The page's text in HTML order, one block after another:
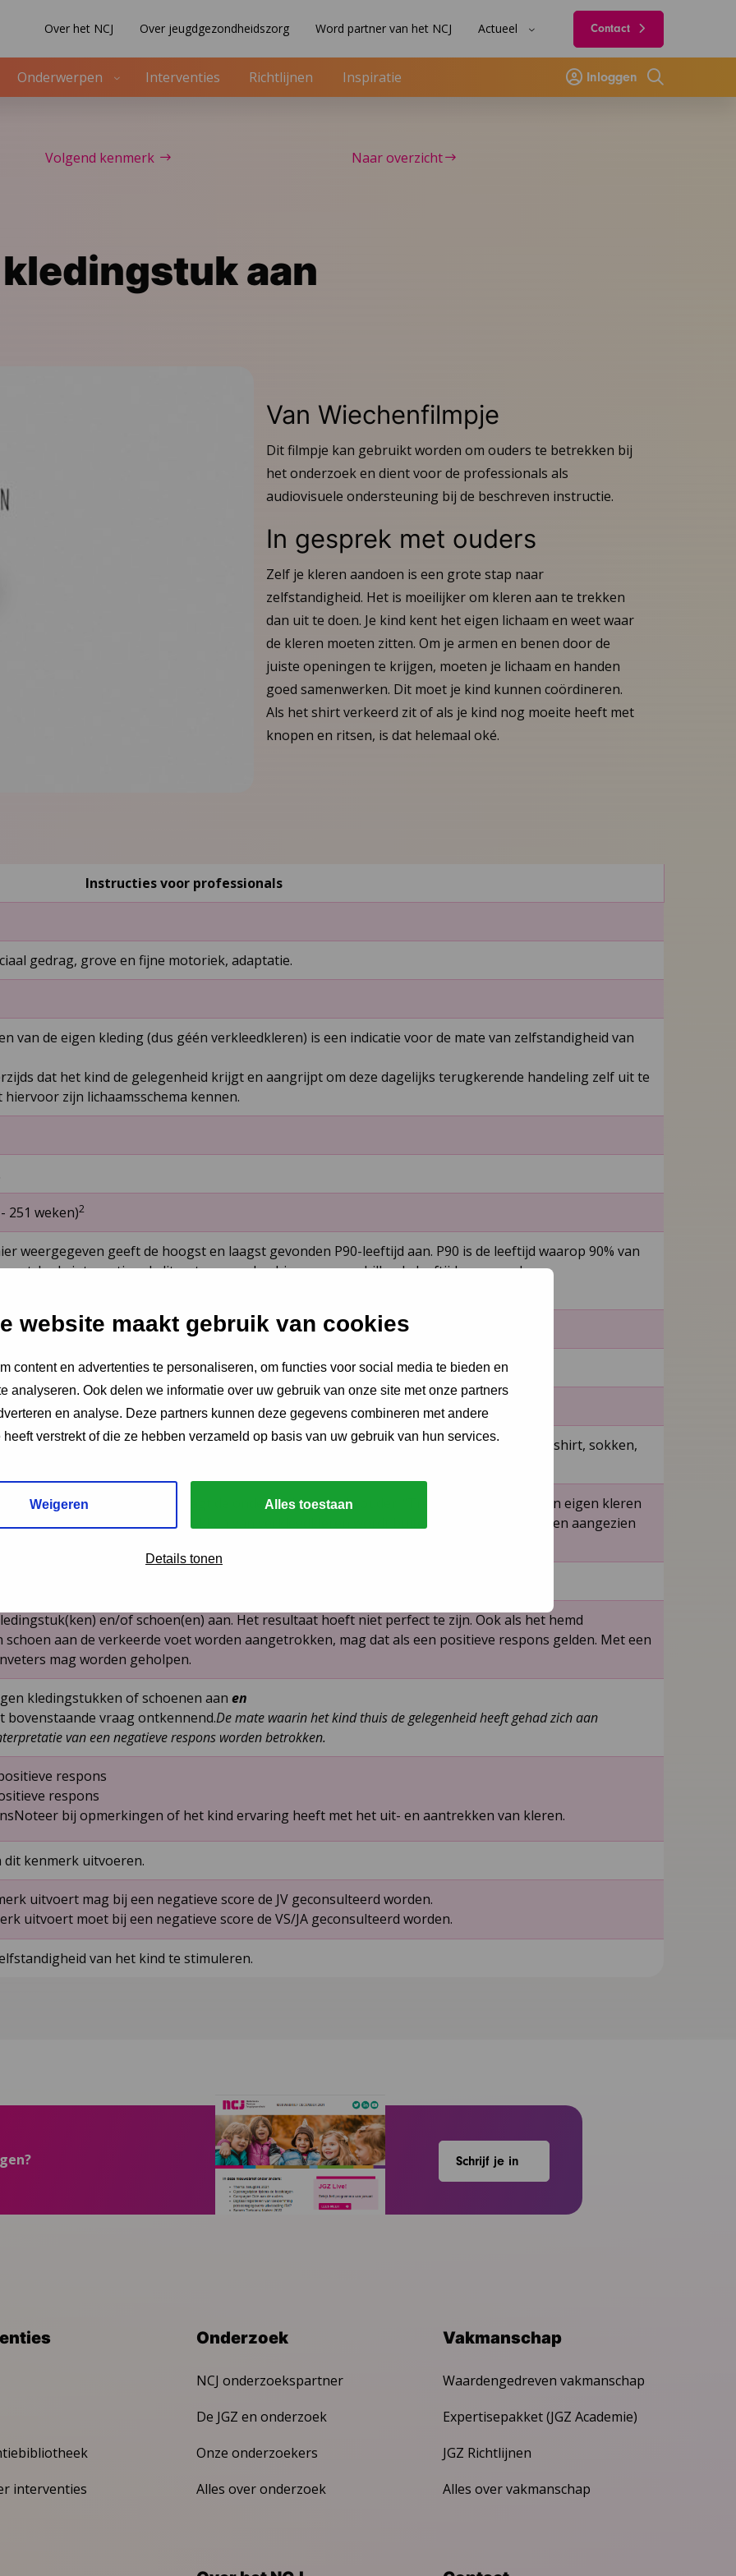
website maakt gebruik van cookies
content en advertenties te personaliseren, om functies voor social media te bieden en
analyseren. Ook delen we informatie over uw gebruik van onze site met onze partners
en analyse. Deze partners kunnen deze gegevens combineren met andere
verstrekt of die ze hebben verzameld op basis van uw gebruik van hun services.
Weigeren Alles toestaan
Details tonen
Over het NCJ Over jeugdgezondheidszorg Word partner van het NCJ Actueel Contact
Onderwerpen Interventies Richtlijnen Inspiratie Inloggen
Zoeken
Volgend kenmerk Naar overzicht
aan
Van Wiechenfilmpje
Dit filmpje kan gebruikt worden om ouders te betrekken bij
het onderzoek en dient voor de professionals als
audiovisuele ondersteuning bij de beschreven instructie.
In gesprek met ouders
Zelf je kleren aandoen is een grote stap naar
zelfstandigheid. Het is moeilijker om kleren aan te trekken
dan uit te doen. Je kind kent het eigen lichaam en weet waar
de kleren moeten zitten. Om je armen en benen door de
juiste openingen te krijgen, moeten je lichaam en handen
goed samenwerken. Dit moet je kind kunnen coördineren.
Als het shirt verkeerd zit of als je kind nog moeite heeft met
knopen en ritsen, is dat helemaal oké.
Instructies voor professionals
gedrag, grove en fijne motoriek, adaptatie.
van de eigen kleding (dus géén verkleedkleren) is een indicatie voor de mate van zelfstandigheid van
dat het kind de gelegenheid krijgt en aangrijpt om deze dagelijks terugkerende handeling zelf uit te
zijn lichaamsschema kennen.
251 weken)2
weergegeven geeft de hoogst en laagst gevonden P90-leeftijd aan. P90 is de leeftijd waarop 90% van
In de internationale literatuur worden hiervoor verschillende leeftijden gevonden.
tijdens het consult of het kind een kledingstuk zelf aantrekt (bijvoorbeeld broek, T­-shirt, sokken,
kan worden geobserveerd, vraagt de onderzoeker aan de ouder: “Trekt … zelf wel eens zijn eigen kleren
voorbeeld geven?” Het aantrekken van verkleedkleren wordt buiten beschouwing gelaten aangezien
en/of schoen(en) aan. Het resultaat hoeft niet perfect te zijn. Ook als het hemd
aan de verkeerde voet worden aangetrokken, mag dat als een positieve respons gelden. Met een
mag worden geholpen.
kledingstukken of schoenen aanen
bovenstaande vraag ontkennend.De mate waarin het kind thuis de gelegenheid heeft gehad zich aan
van een negatieve respons worden betrokken.
respons
respons
bij opmerkingen of het kind ervaring heeft met het uit- en aantrekken van kleren.
dit kenmerk uitvoeren.
uitvoert mag bij een negatieve score de JV geconsulteerd worden.
uitvoert moet bij een negatieve score de VS/JA geconsulteerd worden.
van het kind te stimuleren.
Schrijf je in
interventies
Onderzoek
NCJ onderzoekspartner
De JGZ en onderzoek
Onze onderzoekers
Alles over onderzoek
Vakmanschap
Waardengedreven vakmanschap
Expertisepakket (JGZ Academie)
JGZ Richtlijnen
Alles over vakmanschap